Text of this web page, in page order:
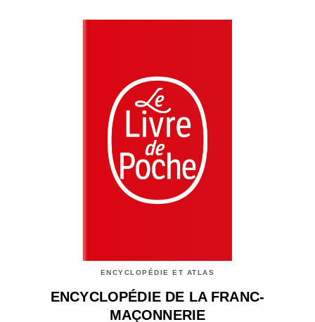
ENCYCLOPÉDIE ET ATLAS
ENCYCLOPÉDIE DE LA FRANC-
MAÇONNERIE